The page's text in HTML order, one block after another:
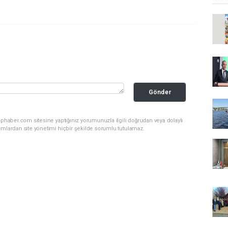
Gönder
sitesine yaptığınız yorumunuzla ilgili doğrudan veya dolaylı
site yönetimi hiçbir şekilde sorumlu tutulamaz.